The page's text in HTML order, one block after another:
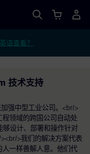
语查看？
技术支持
强中型工业公司。<br/>
领域的跨国公司自动处
设计、部署和操作针对
>我们的解决方案代表
一样善解人意。他们代